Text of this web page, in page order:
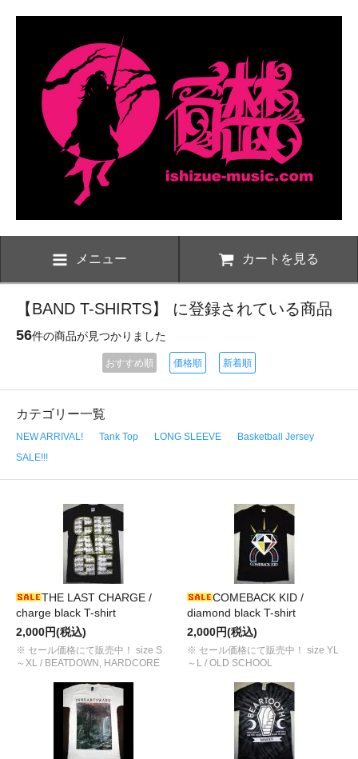
メニュー カートを見る
【BAND T-SHIRTS】 に登録されている商品
56件の商品が見つかりました
おすすめ順 価格順 新着順
カテゴリー一覧
NEW ARRIVAL! Tank Top LONG SLEEVE
Basketball Jersey
SALE!!!
THE LAST CHARGE /
charge black T-shirt
2,000円(税込)
※ セール価格にて販売中！ size S
～XL / BEATDOWN, HARDCORE
COMEBACK KID /
diamond black T-shirt
2,000円(税込)
※ セール価格にて販売中！ size YL
～L / OLD SCHOOL